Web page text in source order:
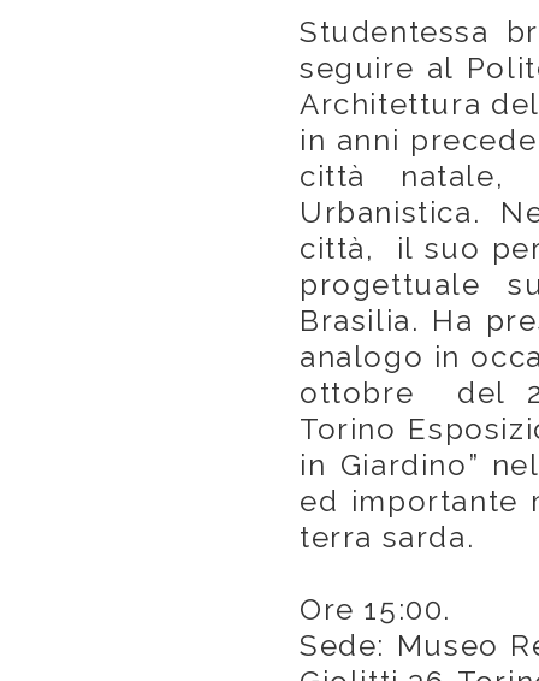
Studentessa
seguire al
Architettura
in anni
città
Urbanistica.
città, il suo
progettuale
Brasilia. Ha
analogo in
ottobre del
Torino
in Giardino”
ed importante
terra sarda.
Ore 15:00.
Sede: Museo